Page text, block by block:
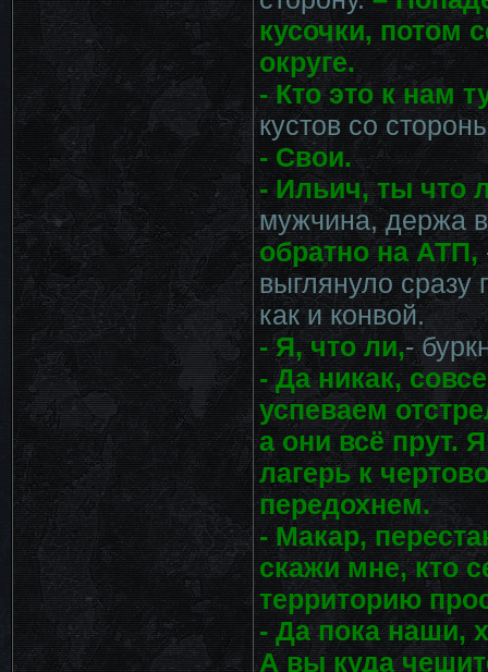
кусочки, потом
округе.
- Кто это к нам
кустов со
- Свои.
- Ильич, ты что
мужчина, держа
обратно на АТП,
выглянуло сразу
как и конвой.
- Я, что ли,-
- Да никак,
успеваем
а они всё прут.
лагерь к
передохнем.
- Макар,
скажи мне, кто
территорию
- Да пока наши,
А вы куда